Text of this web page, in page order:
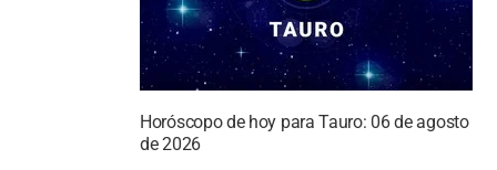
Horóscopo de hoy para Tauro: 06 de agosto
de 2026